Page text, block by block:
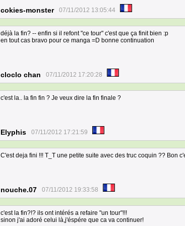
cokies-monster 07/11/2012 13:05:44
déjà la fin? -- enfin si il refont "ce tour" c'est que ça finit bien :p
en tout cas bravo pour ce manga =D bonne continuation
cloclo chan 07/11/2012 17:20:28
c'est la.. la fin fin ? Je veux dire la fin finale ?
Elyphis 07/11/2012 17:21:59
C'est deja fini !!! T_T une petite suite avec des truc coquin ?? Bon
nouche.07 07/11/2012 19:33:58
c'est la fin?!? ils ont intérés a refaire "un tour"!!!
sinon j'ai adoré celui là,j'éspére que ca va continuer!